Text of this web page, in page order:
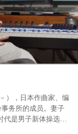
），日本作曲家、编
务所的成员。妻子
代是男子新体操选